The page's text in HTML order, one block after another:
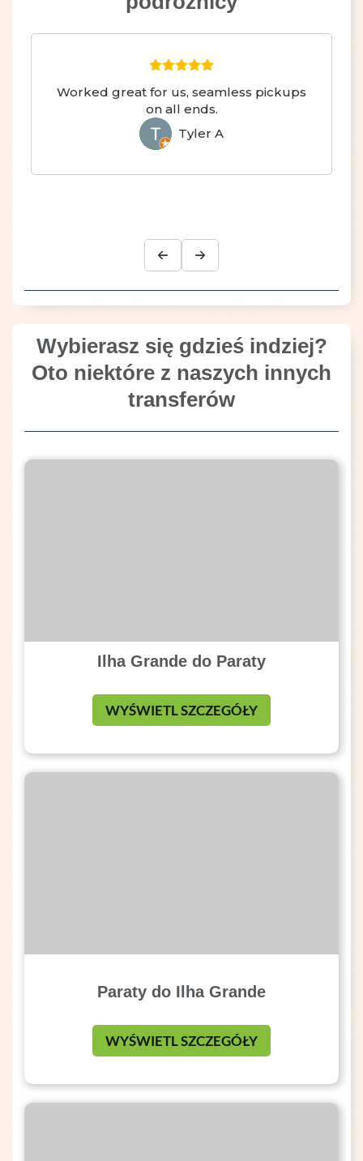
Seamless transfer from Brazil to
Argentina :)
HF Hayley F
Wybierasz się gdzieś indziej?
Oto niektóre z naszych innych
transferów
Ilha Grande do Paraty
WYŚWIETL SZCZEGÓŁY
Paraty do Ilha Grande
WYŚWIETL SZCZEGÓŁY